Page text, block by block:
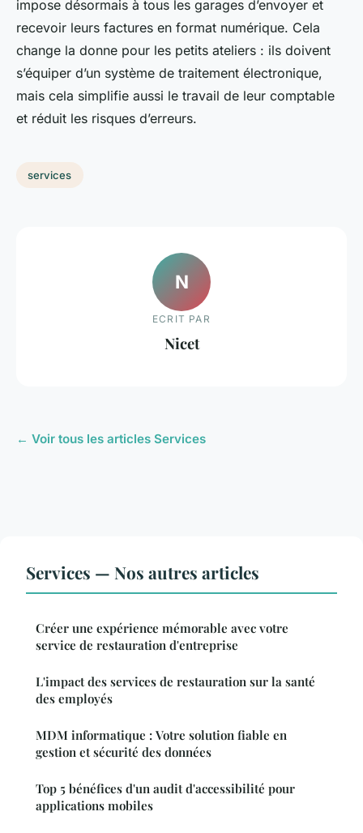
impose désormais à tous les garages d’envoyer et
recevoir leurs factures en format numérique. Cela
change la donne pour les petits ateliers : ils doivent
s’équiper d’un système de traitement électronique,
mais cela simplifie aussi le travail de leur comptable
et réduit les risques d’erreurs.
services
N
ECRIT PAR
Nicet
← Voir tous les articles Services
Services — Nos autres articles
Créer une expérience mémorable avec votre
service de restauration d'entreprise
L'impact des services de restauration sur la santé
des employés
MDM informatique : Votre solution fiable en
gestion et sécurité des données
Top 5 bénéfices d'un audit d'accessibilité pour
applications mobiles